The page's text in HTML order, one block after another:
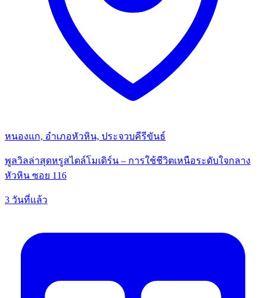
หนองแก, อำเภอหัวหิน, ประจวบคีรีขันธ์
พูลวิลล่าสุดหรูสไตล์โมเดิร์น – การใช้ชีวิตเหนือระดับใจกลาง
หัวหิน ซอย 116
3 วันที่แล้ว